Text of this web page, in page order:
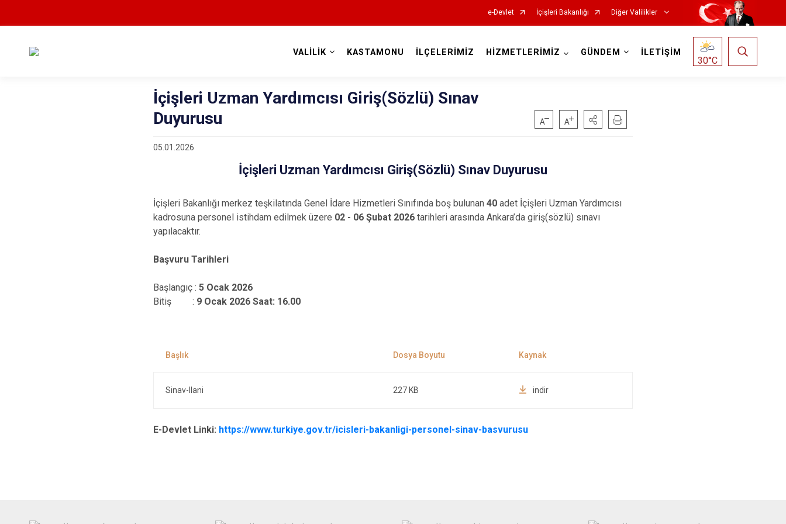
e-Devlet İçişleri Bakanlığı Diğer Valilikler
VALİLİK KASTAMONU İLÇELERİMİZ HİZMETLERİMİZ GÜNDEM İLETİŞİM
30°C
İçişleri Uzman Yardımcısı Giriş(Sözlü) Sınav
Duyurusu
05.01.2026
İçişleri Uzman Yardımcısı Giriş(Sözlü) Sınav Duyurusu
İçişleri Bakanlığı merkez teşkilatında Genel İdare Hizmetleri Sınıfında boş bulunan 40 adet İçişleri Uzman Yardımcısı
kadrosuna personel istihdam edilmek üzere 02 - 06 Şubat 2026 tarihleri arasında Ankara’da giriş(sözlü) sınavı
yapılacaktır.
Başvuru Tarihleri
Başlangıç : 5 Ocak 2026
Bitiş : 9 Ocak 2026 Saat: 16.00
Sinav-Ilani 227 KB indir
E-Devlet Linki: https://www.turkiye.gov.tr/icisleri-bakanligi-personel-sinav-basvurusu